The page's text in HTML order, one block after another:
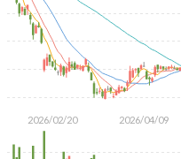
2026/02/20 2026/04/09